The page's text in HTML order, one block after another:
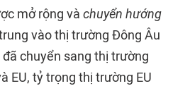
mở rộng và chuyển hướng
vào thị trường Đông Âu
chuyển sang thị trường
EU, tỷ trọng thị trường EU